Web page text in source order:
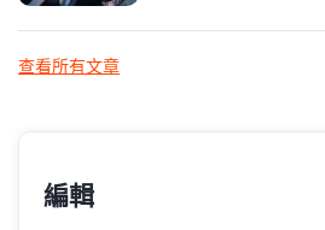
查看所有文章
編輯